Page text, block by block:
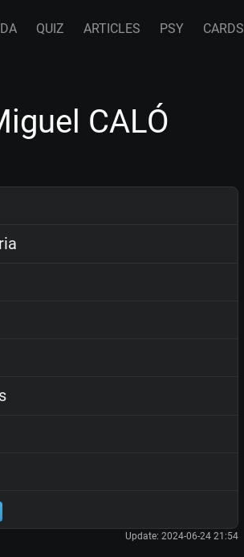
QUIZ ARTICLES PSY CARDS
CALÓ
Update: 2024-06-24 21:54